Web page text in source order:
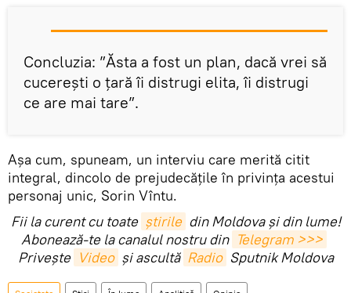
Concluzia: ”Ăsta a fost un plan, dacă vrei să
cucerești o țară îi distrugi elita, îi distrugi
ce are mai tare”.
Așa cum, spuneam, un interviu care merită citit
integral, dincolo de prejudecățile în privința acestui
personaj unic, Sorin Vîntu.
Fii la curent cu toate știrile din Moldova și din lume!
Abonează-te la canalul nostru din Telegram >>>
Privește Video și ascultă Radio Sputnik Moldova